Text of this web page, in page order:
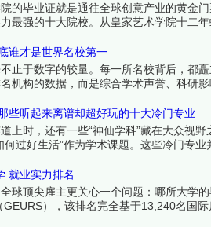
的毕业证就是通往全球创意产业的黄
强的十大院校。从皇家艺术学院十二
浪潮。下面跟着榜中榜编辑一起来看看详
谁才是世界名校第一
止于数字的较量。每一所名校背后，都
机构的数据，而是综合学术声誉、科研
许有争议，但每一所的入选都无可辩
些听起来离谱却超好玩的十大冷门专业
上时，还有一些“神仙学科”藏在大众
过好生活”作为学术课题。这些冷门专
大学的意义不只是找饭碗，更是找到热
就业实力排名
球顶尖雇主更关心一个问题：哪所大学
），该排名完全基于13,240名国
份就业实力十强榜单，是毕业生求职竞